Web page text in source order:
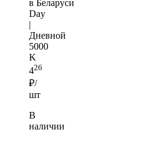
в Беларуси
Day
|
Дневной
5000
K
426
₽/
шт
В
наличии